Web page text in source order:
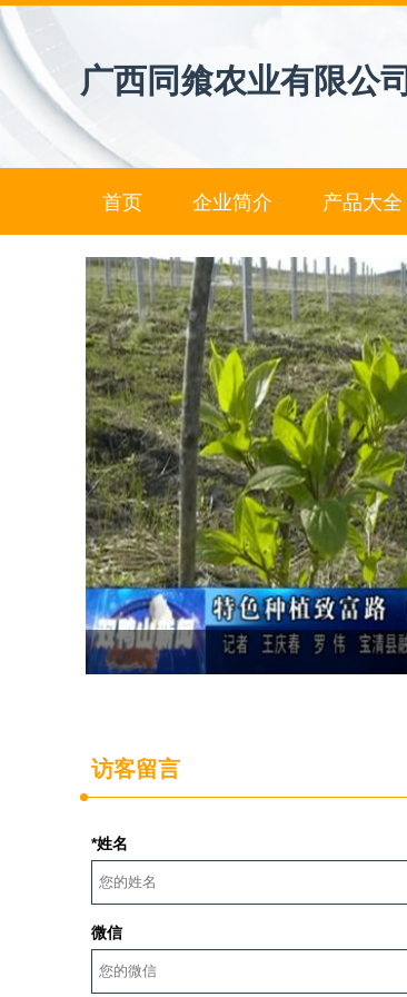
广西同飨农业有限公司
首页 企业简介 产品大全
访客留言
*姓名
微信